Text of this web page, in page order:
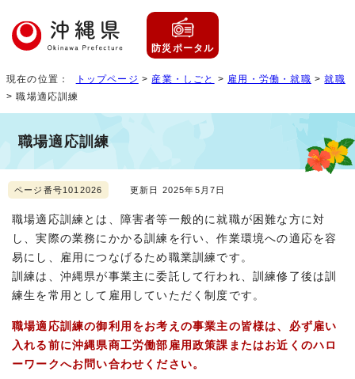
防災ポータル
現在の位置： トップページ > 産業・しごと > 雇用・労働・就職 >就職
> 職場適応訓練
職場適応訓練
ページ番号1012026 更新日 2025年5月7日
職場適応訓練とは、障害者等一般的に就職が困難な方に対
し、実際の業務にかかる訓練を行い、作業環境への適応を容
易にし、雇用につなげるため職業訓練です。
訓練は、沖縄県が事業主に委託して行われ、訓練修了後は訓
練生を常用として雇用していただく制度です。
職場適応訓練の御利用をお考えの事業主の皆様は、必ず雇い
入れる前に沖縄県商工労働部雇用政策課またはお近くのハロ
ーワークへお問い合わせください。